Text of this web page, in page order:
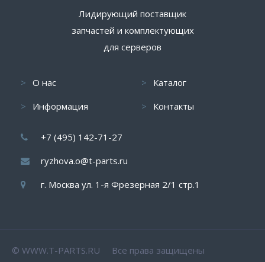
Лидирующий поставщик
запчастей и комплектующих
для серверов
О нас
Информация
Каталог
Контакты
+7 (495) 142-71-27
ryzhova.o@t-parts.ru
г. Москва ул. 1-я Фрезерная 2/1 стр.1
© WWW.T-PARTS.RU Все права защищены